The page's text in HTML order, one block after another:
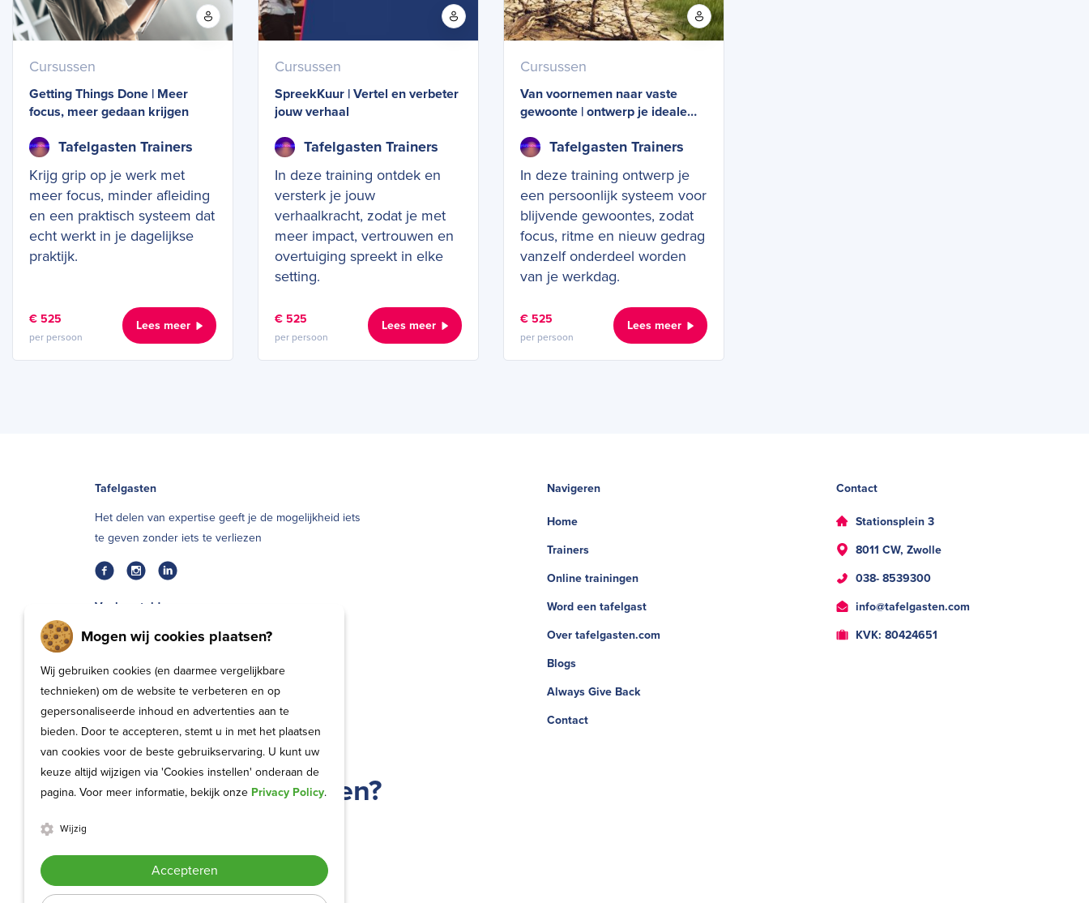
Cursussen
Getting Things Done | Meer
focus, meer gedaan krijgen
Tafelgasten Trainers
Krijg grip op je werk met
meer focus, minder afleiding
en een praktisch systeem dat
echt werkt in je dagelijkse
praktijk.
€ 525
per persoon
Lees meer
Cursussen
SpreekKuur | Vertel en verbeter
jouw verhaal
Tafelgasten Trainers
In deze training ontdek en
versterk je jouw
verhaalkracht, zodat je met
meer impact, vertrouwen en
overtuiging spreekt in elke
setting.
€ 525
per persoon
Lees meer
Cursussen
Van voornemen naar vaste
gewoonte | ontwerp je ideale
Tafelgasten Trainers
In deze training ontwerp je
een persoonlijk systeem voor
blijvende gewoontes, zodat
focus, ritme en nieuw gedrag
vanzelf onderdeel worden
van je werkdag.
€ 525
per persoon
Lees meer
Tafelgasten
Het delen van expertise geeft je de mogelijkheid iets
te geven zonder iets te verliezen
Veel gestelde vragen
Algemene Voorwaarden
Algemene Voorwaarden Tafelgast
Privacybeleid
Navigeren
Home
Trainers
Online trainingen
Word een tafelgast
Over tafelgasten.com
Blogs
Always Give Back
Contact
Contact
Stationsplein 3
8011 CW, Zwolle
038- 8539300
info@tafelgasten.com
KVK: 80424651
Op de hoogte blijven?
Mogen wij cookies plaatsen?
Wij gebruiken cookies (en daarmee vergelijkbare
technieken) om de website te verbeteren en op
gepersonaliseerde inhoud en advertenties aan te
bieden. Door te accepteren, stemt u in met het plaatsen
van cookies voor de beste gebruikservaring. U kunt uw
keuze altijd wijzigen via 'Cookies instellen' onderaan de
pagina. Voor meer informatie, bekijk onze Privacy Policy.
Wijzig
Accepteren